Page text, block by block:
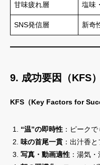
甘味疲れ層 塩味
SNS発信層 新奇
9. 成功要因（KFS
KFS（Key Factors for
“温”の即時性 ：ピーク
味の首尾一貫 ：出汁香
写真・動画適性 ：湯気